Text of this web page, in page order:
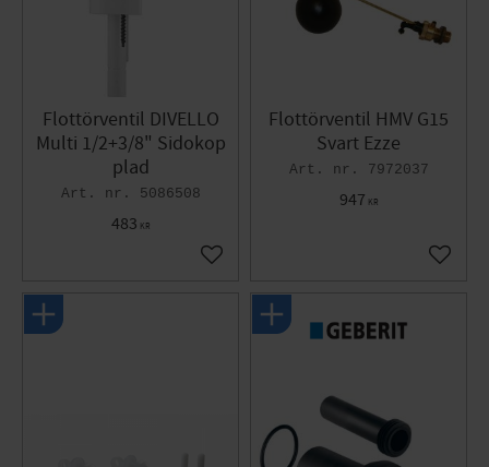
Flottörventil DIVELLO
Multi 1/2+3/8" Sidokop
plad
5086508
483 KR
Lägg till i favoriter
Flottörventil HMV G15
Svart Ezze
7972037
947 KR
Lägg